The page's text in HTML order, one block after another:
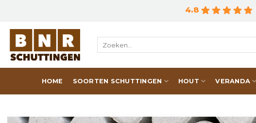
content
4.8
HOME SOORTEN SCHUTTINGEN HOUT VERANDA